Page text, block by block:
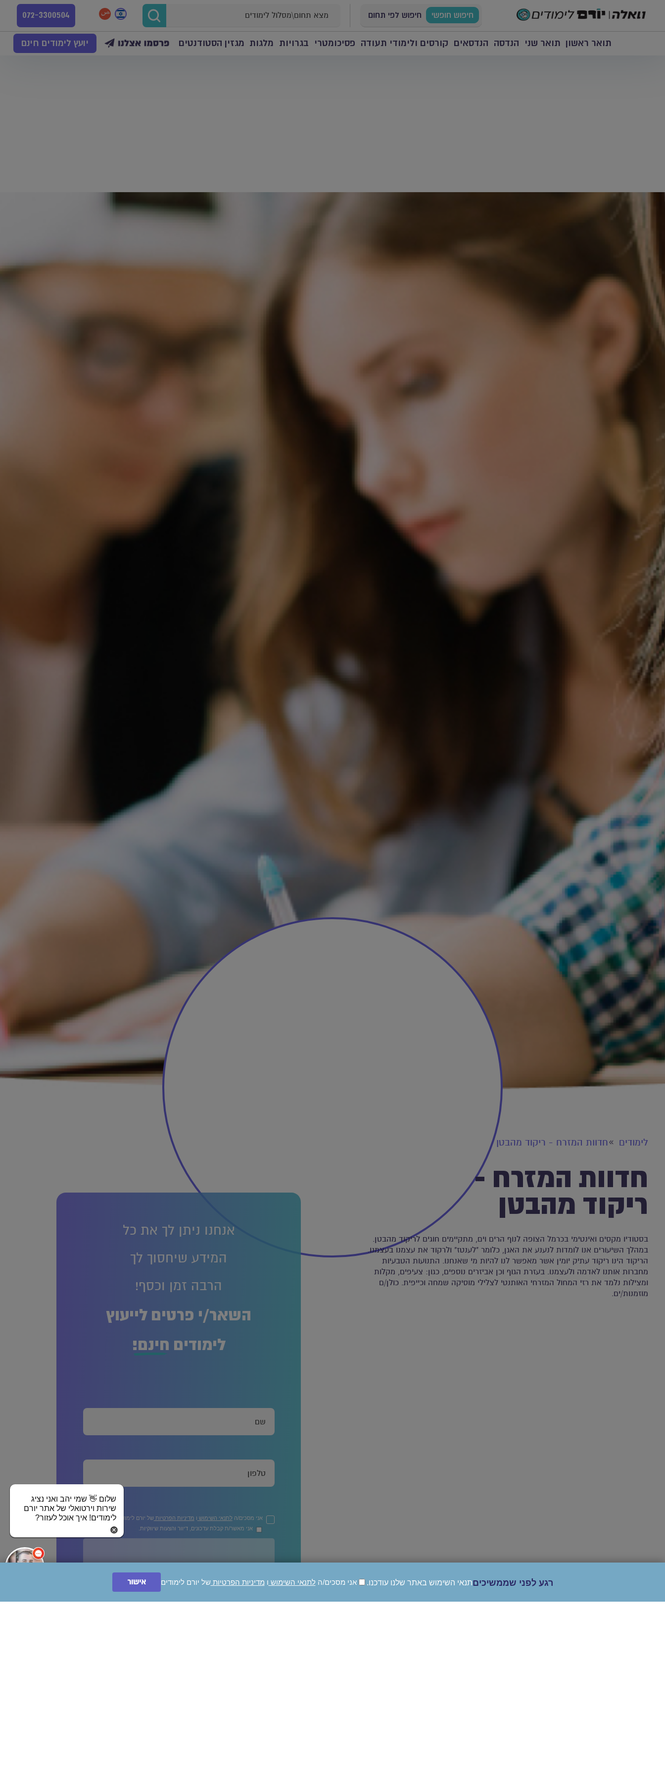
חיפוש חופשי חיפוש לפי תחום 072-3300504
תואר ראשון תואר שני הנדסה הנדסאים קורסים ולימודי תעודה פסיכומטרי בגרויות מלגות מגזין הסטודנטים יועץ לימודים חינם
לימודים חדוות המזרח - ריקוד מהבטן
חדוות המזרח -
ריקוד מהבטן
בסטודיו מקסים ואינטימי בכרמל הצופה לנוף הרים וים, מתקיימים חוגים לריקוד מהבטן.
במהלך השיעורים אנו לומדות לנענע את האגן, כלומר "לענטז" ולרקוד את עצמנו בעצמנו.
הריקוד הינו ריקוד עתיק יומין אשר מאפשר לנו להיות מי שאנחנו. התנועות הטבעיות
מחברות אותנו לאדמה ולעצמנו. בעזרת הגוף וכן אביזרים נוספים, כגון: צעיפים, מקלות
ומצילות נלמד את רזי המחול המזרחי האותנטי לצלילי מוסיקה שמחה וכייפית. כולן/ם
מוזמנות/ים.
אנחנו ניתן לך את כל
המידע שיחסוך לך
הרבה זמן וכסף!
השאר/י פרטים לייעוץ
לימודים חינם!
אני מסכים/ה לתנאי השימוש ו מדיניות הפרטיותשל יורם לימודים
אני מאשר/ת קבלת עדכונים, דיוור והצעות שיווקיות.
ייעצו לי בחינם! רגע לפני שממשיכיםתנאי השימוש באתר שלנו עודכנו. אני מסכים/הלתנאי השימוש ו מדיניות הפרטיותשל יורם לימודים אישור
שלום 👋 שמי יהב ואני נציג
שירות וירטואלי של אתר יורם
לימודים! איך אוכל לעזור?